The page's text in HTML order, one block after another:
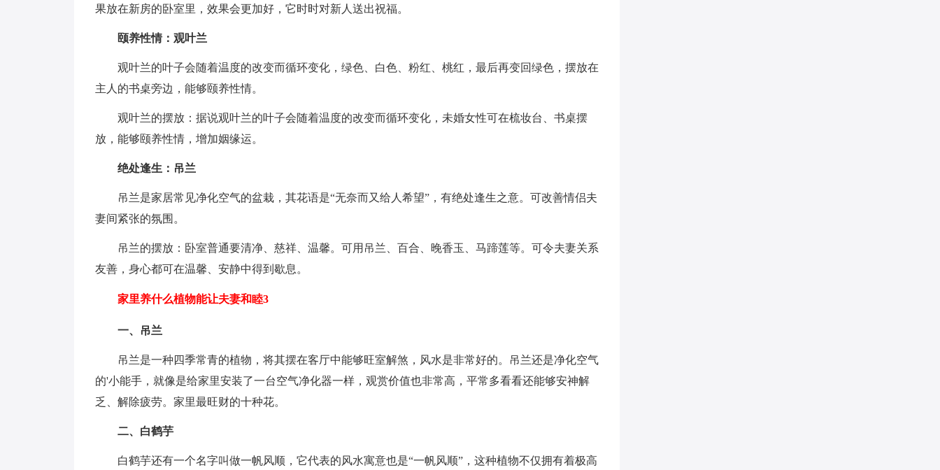
果放在新房的卧室里，效果会更加好，它时时对新人送出祝福。
颐养性情：观叶兰
观叶兰的叶子会随着温度的改变而循环变化，绿色、白色、粉红、桃红，最后再变回绿色，摆放在
主人的书桌旁边，能够颐养性情。
观叶兰的摆放：据说观叶兰的叶子会随着温度的改变而循环变化，未婚女性可在梳妆台、书桌摆
放，能够颐养性情，增加姻缘运。
绝处逢生：吊兰
吊兰是家居常见净化空气的盆栽，其花语是“无奈而又给人希望”，有绝处逢生之意。可改善情侣夫
妻间紧张的氛围。
吊兰的摆放：卧室普通要清净、慈祥、温馨。可用吊兰、百合、晚香玉、马蹄莲等。可令夫妻关系
友善，身心都可在温馨、安静中得到歇息。
家里养什么植物能让夫妻和睦3
一、吊兰
吊兰是一种四季常青的植物，将其摆在客厅中能够旺室解煞，风水是非常好的。吊兰还是净化空气
的'小能手，就像是给家里安装了一台空气净化器一样，观赏价值也非常高，平常多看看还能够安神解
乏、解除疲劳。家里最旺财的十种花。
二、白鹤芋
白鹤芋还有一个名字叫做一帆风顺，它代表的风水寓意也是“一帆风顺”，这种植物不仅拥有着极高